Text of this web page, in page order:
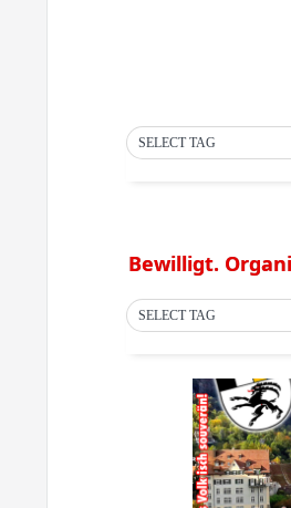
SELECT TAG
Bewilligt.
SELECT TAG